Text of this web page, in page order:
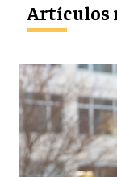
Artículos